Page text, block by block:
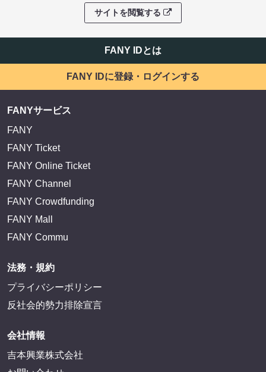
サイトを閲覧する
FANY IDとは
FANY IDに登録・ログインする
FANYサービス
FANY
FANY Ticket
FANY Online Ticket
FANY Channel
FANY Crowdfunding
FANY Mall
FANY Commu
法務・規約
プライバシーポリシー
反社会的勢力排除宣言
会社情報
吉本興業株式会社